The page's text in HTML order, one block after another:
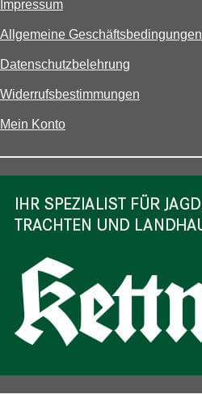
Impressum
Allgemeine Geschäftsbedingungen
Datenschutzbelehrung
Widerrufsbestimmungen
Mein Konto